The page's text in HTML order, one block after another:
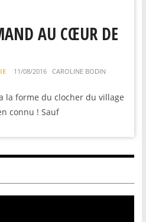
AU CŒUR DE
11/08/2016 CAROLINE BODIN
la forme du clocher du village
connu ! Sauf